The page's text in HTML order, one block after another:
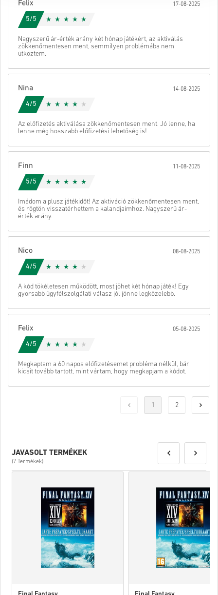
Nézd meg a gyors útmutatót fent, vagy kövesd az alábbi lépéseket
• Add meg az e-mail címed
• Válaszd ki a kívánt fizetési módot
Ezután kapsz egy e-mailt egy biztonságos linkkel a kódod
fogadjuk el.
Ön csak digitális terméket vásárol.
További információért tekintse meg
Ha bármilyen problémát tapasztal a vásárlás során, kérjük,
értesítsen bennünket aKapcsolatfelvételi űrlapunk
segítségével.
Ezeket a letölthető kódokat a játék fejlesztője készítette,
Ezeknek a kódoknak nincs lejárati dátumuk.
való játékhoz rendelkezned kell az eredeti játékkal.
Egyes termékekhez több kódot is kaphat.
Adott Star:
Felix 17-08-2025
5/5
Nagyszerű ár-érték arány két hónap játékért, az aktiválás
zökkenőmentesen ment, semmilyen problémába nem
ütköztem.
Nina 14-08-2025
4/5
Az előfizetés aktiválása zökkenőmentesen ment. Jó lenne, ha
lenne még hosszabb előfizetési lehetőség is!
Finn 11-08-2025
5/5
Imádom a plusz játékidőt! Az aktiváció zökkenőmentesen ment,
és rögtön visszatérhettem a kalandjaimhoz. Nagyszerű ár-
érték arány.
Nico 08-08-2025
4/5
A kód tökéletesen működött, most jöhet két hónap játék! Egy
gyorsabb ügyfélszolgálati válasz jól jönne legközelebb.
Felix 05-08-2025
4/5
Megkaptam a 60 napos előfizetésemet probléma nélkül, bár
kicsit tovább tartott, mint vártam, hogy megkapjam a kódot.
1 2
JAVASOLT TERMÉKEK
(7 Termékek)